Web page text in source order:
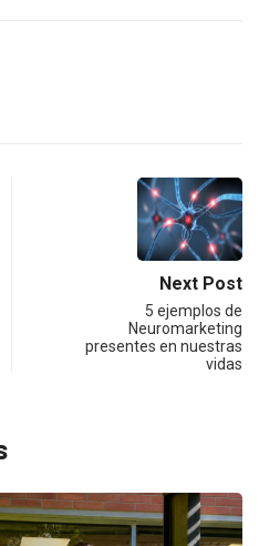
Next Post
5 ejemplos de
Neuromarketing
presentes en nuestras
vidas